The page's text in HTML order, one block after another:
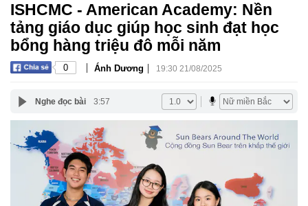
ISHCMC - American Academy: Nền
tảng giáo dục giúp học sinh đạt học
bổng hàng triệu đô mỗi năm
0 | Ánh Dương | 19:30 21/08/2025
Nghe đọc bài 3:57